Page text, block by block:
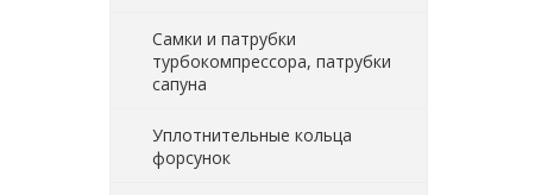
Самки и патрубки
турбокомпрессора, патрубки
сапуна
Уплотнительные кольца
форсунок